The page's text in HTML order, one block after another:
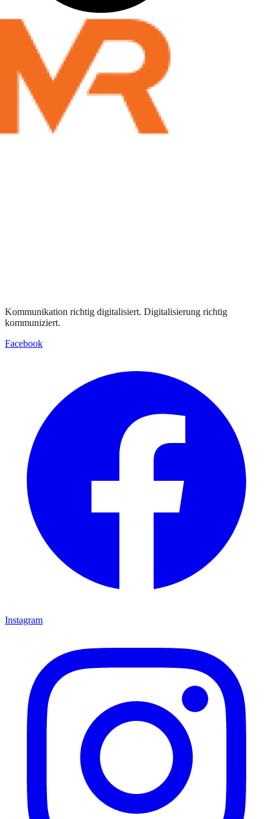
Kommunikation richtig digitalisiert. Digitalisierung richtig
kommuniziert.
Facebook
Instagram